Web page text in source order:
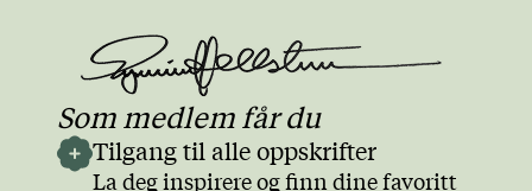
Som medlem får du
Tilgang til alle oppskrifter
La deg inspirere og finn dine favoritt